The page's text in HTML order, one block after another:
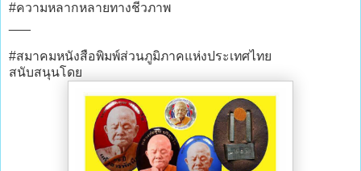
#ความหลากหลายทางชีวภาพ
#สมาคมหนังสือพิมพ์ส่วนภูมิภาคแห่งประเทศไทย
สนับสนุนโดย